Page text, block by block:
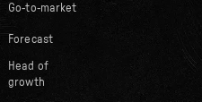
Go-to-market
Forecast
Head of
growth